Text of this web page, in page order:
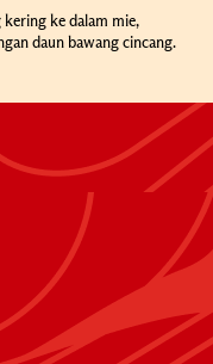
kering ke dalam mie,
daun bawang cincang.